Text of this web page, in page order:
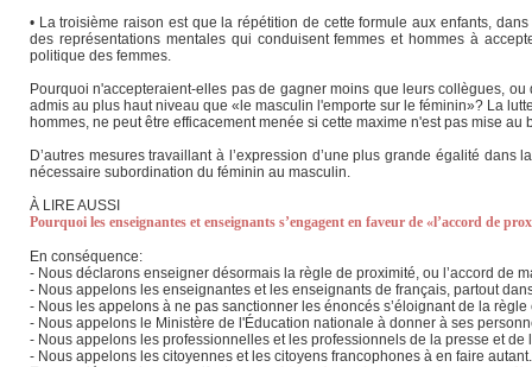
• La troisième raison est que la répétition de cette formule aux enfants,
des représentations mentales qui conduisent femmes et hommes à
politique des femmes.
Pourquoi n'accepteraient-elles pas de gagner moins que leurs collègues,
admis au plus haut niveau que «le masculin l'emporte sur le féminin»? La
hommes, ne peut être efficacement menée si cette maxime n'est pas mise au
D’autres mesures travaillant à l’expression d’une plus grande égalité
nécessaire subordination du féminin au masculin.
À LIRE AUSSI
Pourquoi les enseignantes et enseignants s’engagent en faveur de «l’accord de
En conséquence:
- Nous déclarons enseigner désormais la règle de proximité, ou l’accord de
- Nous appelons les enseignantes et les enseignants de français, partout
- Nous les appelons à ne pas sanctionner les énoncés s’éloignant de la règle
- Nous appelons le Ministère de l'Éducation nationale à donner à ses
- Nous appelons les professionnelles et les professionnels de la presse et
- Nous appelons les citoyennes et les citoyens francophones à en faire autant.